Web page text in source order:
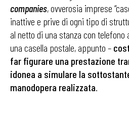
companies, ovverosia imprese
inattive e prive di ogni tipo di
al netto di una stanza con telefono
una casella postale, appunto –
far figurare una prestazione
idonea a simulare la
manodopera realizzata.